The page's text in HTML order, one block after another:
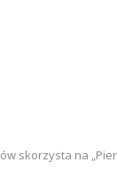
skorzysta na